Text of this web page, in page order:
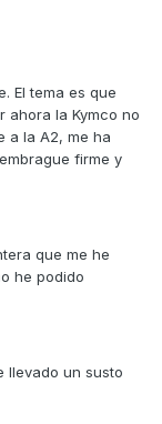
El tema es que
ahora la Kymco no
a la A2, me ha
firme y
que me he
he podido
llevado un susto